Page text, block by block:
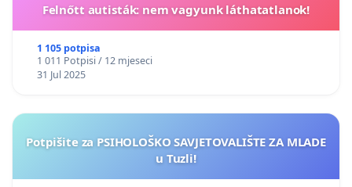
Felnőtt autisták: nem vagyunk láthatatlanok!
1 105 potpisa
1 011 Potpisi / 12 mjeseci
31 Jul 2025
Potpišite za PSIHOLOŠKO SAVJETOVALIŠTE ZA MLADE
u Tuzli!